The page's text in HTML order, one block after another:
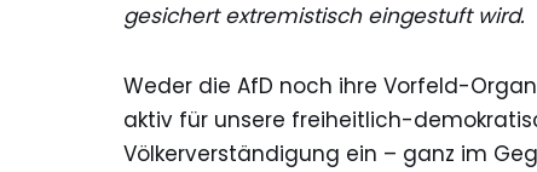
gesichert extremistisch eingestuft wird.
Weder die AfD noch ihre Vorfeld-
aktiv für unsere freiheitlich-
Völkerverständigung ein – ganz im